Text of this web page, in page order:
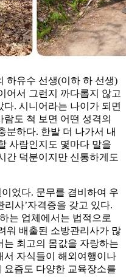
하유수 선생(이하 하 선생)
어서 그런지 까다롭지 않고
. 시니어라는 나이가 되면
도 척 보면 어떤 성격의
분하다. 한발 더 나가서 내
사람인지도 몇마다 말을
간 덕분이지만 신통하게도
었다. 문무를 겸비하여 우
리사’자격증을 갖고 있다.
는 업체에서는 법적으로
워 배출된 소방관리사가 많
최고의 몸값을 자랑하는
서 자식들이 해외여행이나
요즘도 다양한 교육장소를